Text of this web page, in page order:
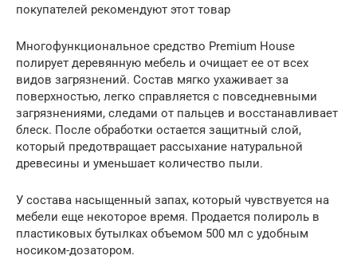
покупателей рекомендуют этот товар
Многофункциональное средство Premium House
полирует деревянную мебель и очищает ее от всех
видов загрязнений. Состав мягко ухаживает за
поверхностью, легко справляется с повседневными
загрязнениями, следами от пальцев и восстанавливает
блеск. После обработки остается защитный слой,
который предотвращает рассыхание натуральной
древесины и уменьшает количество пыли.
У состава насыщенный запах, который чувствуется на
мебели еще некоторое время. Продается полироль в
пластиковых бутылках объемом 500 мл с удобным
носиком-дозатором.